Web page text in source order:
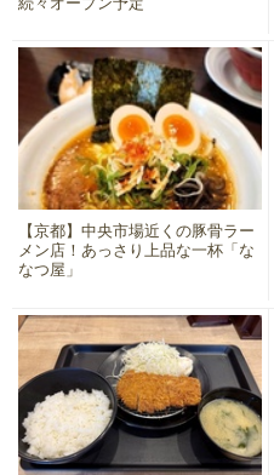
【京都】中央市場近くの豚骨ラー
メン店！あっさり上品な一杯「な
なつ屋」